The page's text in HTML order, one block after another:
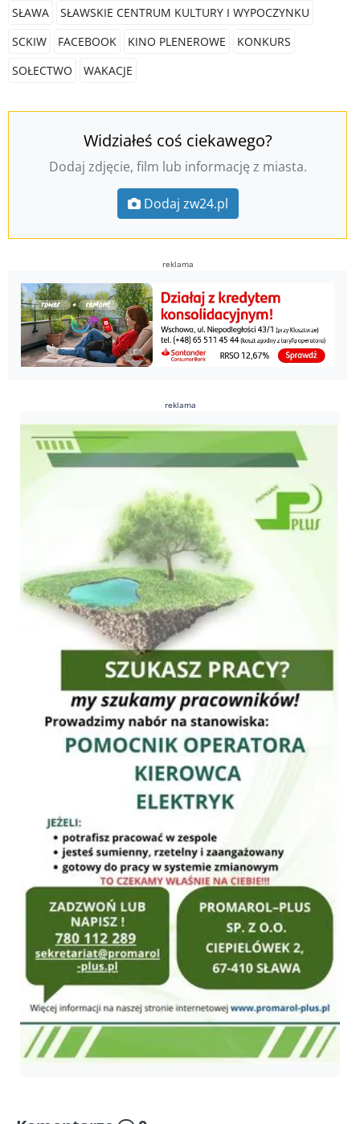
SŁAWA
SŁAWSKIE CENTRUM KULTURY I WYPOCZYNKU
SCKIW
FACEBOOK KINO PLENEROWE
KONKURS
SOŁECTWO
WAKACJE
Widziałeś coś ciekawego?
Dodaj zdjęcie, film lub informację z miasta.
Dodaj zw24.pl
reklama
reklama